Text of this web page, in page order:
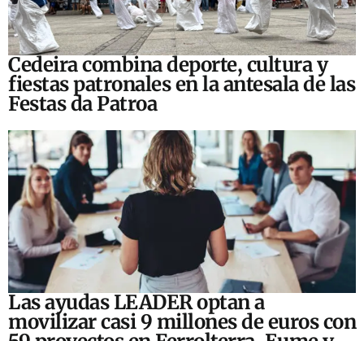
Cedeira combina deporte, cultura y
fiestas patronales en la antesala de las
Festas da Patroa
Las ayudas LEADER optan a
movilizar casi 9 millones de euros con